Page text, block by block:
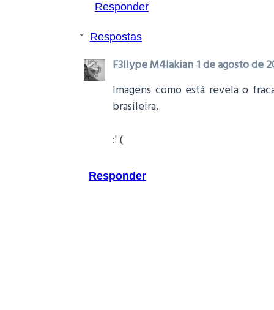
Responder
Respostas
F3llype M4lakian 1 de agosto de
Imagens como está revela o
brasileira.
:' (
Responder